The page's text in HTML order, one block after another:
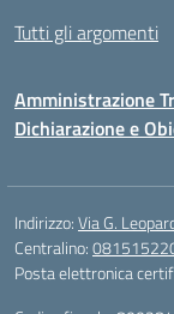
Tutti gli argomenti
Amministrazione
Dichiarazione e
Indirizzo:Via G.
Centralino:
Posta elettronica